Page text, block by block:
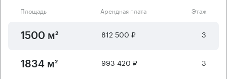
Площадь Арендная плата Этаж
1500 м² 812 500 ₽ 3
1834 м² 993 420 ₽ 3